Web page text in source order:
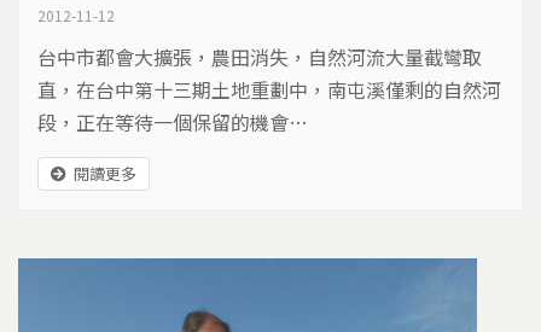
2012-11-12
台中市都會大擴張，農田消失，自然河流大量截彎取
直，在台中第十三期土地重劃中，南屯溪僅剩的自然河
段，正在等待一個保留的機會…
閱讀更多